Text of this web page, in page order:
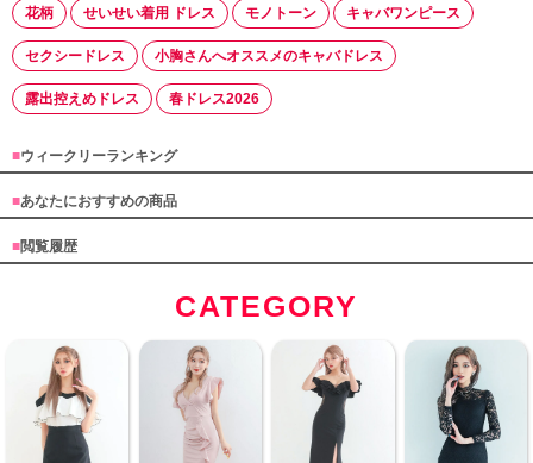
花柄 せいせい着用 ドレス モノトーン キャバワンピース
セクシードレス 小胸さんへオススメのキャバドレス
露出控えめドレス 春ドレス2026
■ウィークリーランキング
■あなたにおすすめの商品
■閲覧履歴
CATEGORY